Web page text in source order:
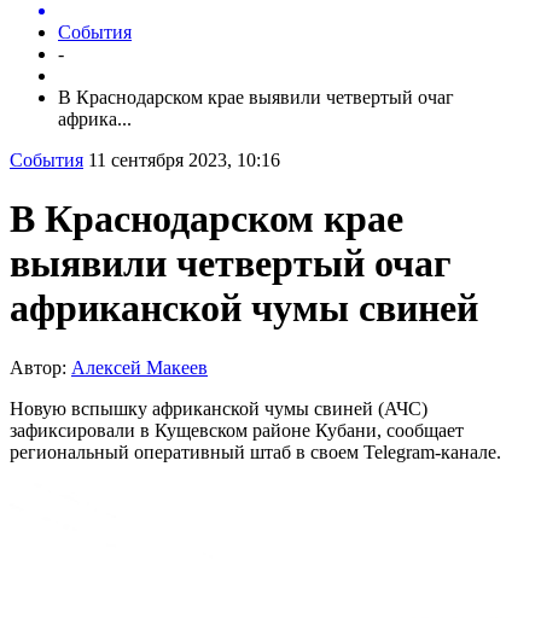
События
-
В Краснодарском крае выявили четвертый очаг
африка...
События 11 сентября 2023, 10:16
В Краснодарском крае
выявили четвертый очаг
африканской чумы свиней
Автор: Алексей Макеев
Новую вспышку африканской чумы свиней (АЧС)
зафиксировали в Кущевском районе Кубани, сообщает
региональный оперативный штаб в своем Telegram-канале.